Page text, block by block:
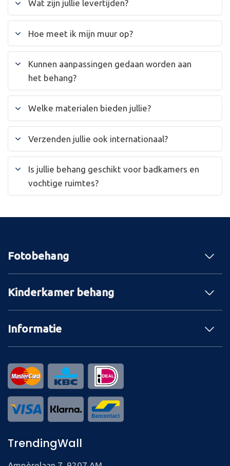
Wat zijn jullie levertijden?
Hoe meet ik mijn muur op?
Kunnen aanpassingen gedaan worden aan
het behang?
Welke materialen bieden jullie?
Verzenden jullie ook internationaal?
Is jullie behang geschikt voor badkamers en
vochtige ruimtes?
Fotobehang
Kinderkamer behang
Informatie
TrendingWall